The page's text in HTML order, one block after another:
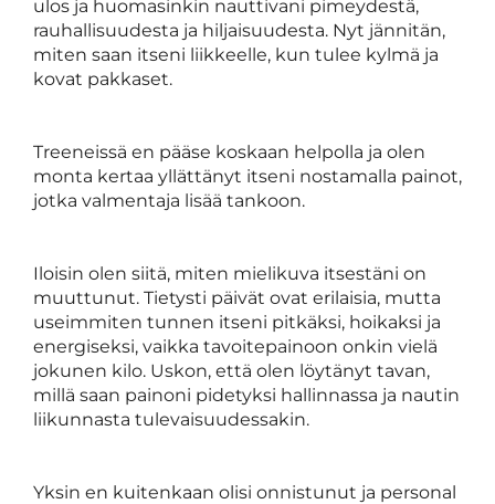
ulos ja huomasinkin nauttivani pimeydestä,
rauhallisuudesta ja hiljaisuudesta. Nyt jännitän,
miten saan itseni liikkeelle, kun tulee kylmä ja
kovat pakkaset.
Treeneissä en pääse koskaan helpolla ja olen
monta kertaa yllättänyt itseni nostamalla painot,
jotka valmentaja lisää tankoon.
Iloisin olen siitä, miten mielikuva itsestäni on
muuttunut. Tietysti päivät ovat erilaisia, mutta
useimmiten tunnen itseni pitkäksi, hoikaksi ja
energiseksi, vaikka tavoitepainoon onkin vielä
jokunen kilo. Uskon, että olen löytänyt tavan,
millä saan painoni pidetyksi hallinnassa ja nautin
liikunnasta tulevaisuudessakin.
Yksin en kuitenkaan olisi onnistunut ja personal